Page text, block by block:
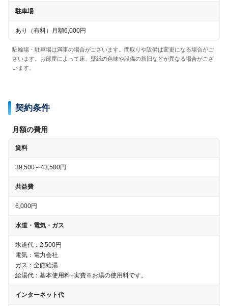
駐車場
あり（有料）月額6,000円
駐輪場・駐車場は満車の場合がございます。間取りや設備は変更になる場合がご
ざいます。お部屋によって床、壁紙の色味や設備の新旧などが異なる場合がござ
います。
契約条件
月額の費用
賃料
39,500～43,500円
共益費
6,000円
水道・電気・ガス
水道代： 2,500円
電気：電力会社
ガス： 全館給湯
給湯代： 基本使用料+実費※お湯の使用料です。
インターネット代